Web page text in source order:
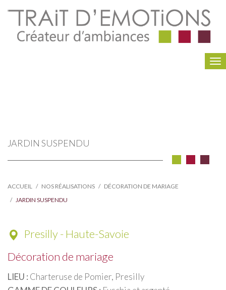
JARDIN SUSPENDU
ACCUEIL NOS RÉALISATIONS
DÉCORATION DE MARIAGE
JARDIN SUSPENDU
Presilly - Haute-Savoie
Décoration de mariage
LIEU : Charteruse de Pomier, Presilly